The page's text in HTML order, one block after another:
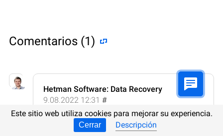
Comentarios (1)
Hetman Software: Data Recovery
9.08.2022 12:31 #
Si usted tiene preguntas sobre la
recuperación de archivos desde NAS Digiever
Este sitio web utiliza cookies para mejorar su experiencia.
Cerrar Descripción